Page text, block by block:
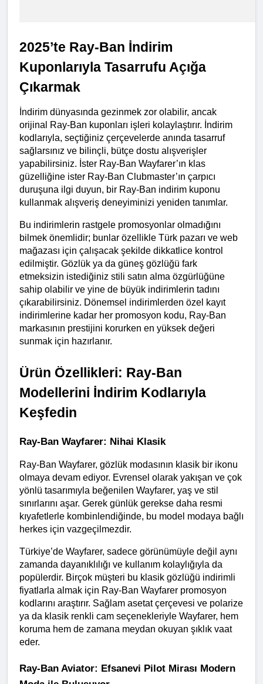
2025’te Ray-Ban İndirim
Kuponlarıyla Tasarrufu Açığa
Çıkarmak
İndirim dünyasında gezinmek zor olabilir, ancak
orijinal Ray-Ban kuponları işleri kolaylaştırır. İndirim
kodlarıyla, seçtiğiniz çerçevelerde anında tasarruf
sağlarsınız ve bilinçli, bütçe dostu alışverişler
yapabilirsiniz. İster Ray-Ban Wayfarer’ın klas
güzelliğine ister Ray-Ban Clubmaster’ın çarpıcı
duruşuna ilgi duyun, bir Ray-Ban indirim kuponu
kullanmak alışveriş deneyiminizi yeniden tanımlar.
Bu indirimlerin rastgele promosyonlar olmadığını
bilmek önemlidir; bunlar özellikle Türk pazarı ve web
mağazası için çalışacak şekilde dikkatlice kontrol
edilmiştir. Gözlük ya da güneş gözlüğü fark
etmeksizin istediğiniz stili satın alma özgürlüğüne
sahip olabilir ve yine de büyük indirimlerin tadını
çıkarabilirsiniz. Dönemsel indirimlerden özel kayıt
indirimlerine kadar her promosyon kodu, Ray-Ban
markasının prestijini korurken en yüksek değeri
sunmak için hazırlanır.
Ürün Özellikleri: Ray-Ban
Modellerini İndirim Kodlarıyla
Keşfedin
Ray-Ban Wayfarer: Nihai Klasik
Ray-Ban Wayfarer, gözlük modasının klasik bir ikonu
olmaya devam ediyor. Evrensel olarak yakışan ve çok
yönlü tasarımıyla beğenilen Wayfarer, yaş ve stil
sınırlarını aşar. Gerek günlük gerekse daha resmi
kıyafetlerle kombinlendiğinde, bu model modaya bağlı
herkes için vazgeçilmezdir.
Türkiye’de Wayfarer, sadece görünümüyle değil aynı
zamanda dayanıklılığı ve kullanım kolaylığıyla da
popülerdir. Birçok müşteri bu klasik gözlüğü indirimli
fiyatlarla almak için Ray-Ban Wayfarer promosyon
kodlarını araştırır. Sağlam asetat çerçevesi ve polarize
ya da klasik renkli cam seçenekleriyle Wayfarer, hem
koruma hem de zamana meydan okuyan şıklık vaat
eder.
Ray-Ban Aviator: Efsanevi Pilot Mirası Modern